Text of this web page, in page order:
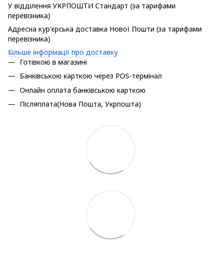
У відділення УКРПОШТИ Стандарт (за тарифами
перевізника)
Адресна кур'єрська доставка Нової Пошти (за тарифами
перевізника)
Більше інформації про доставку
Готівкою в магазині
Банківською карткою через POS-термінал
Онлайн оплата банківською карткою
Післяплата(Нова Пошта, Укрпошта)